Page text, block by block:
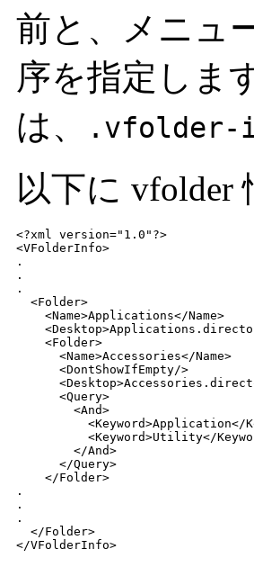
前と、メニュ
序を指定しま
は、
.vfolder-
以下に vfolder
<?xml version="1.0"?>
<VFolderInfo>
.
.
.
  <Folder>
    <Name>Applications</Name>
    <Folder>
      <Name>Accessories</Name>
      <DontShowIfEmpty/>
      <Query>
        <And>
<Keyword>Application</
<Keyword>Utility</
        </And>
      </Query>
    </Folder>
.
.
.
  </Folder>
</VFolderInfo>